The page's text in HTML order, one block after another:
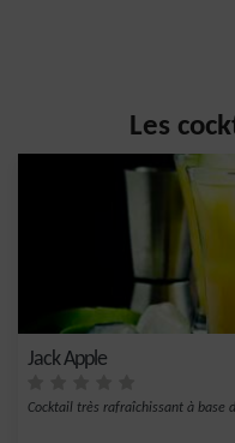
Les
Jack Apple
Cocktail très rafraîchissant à base